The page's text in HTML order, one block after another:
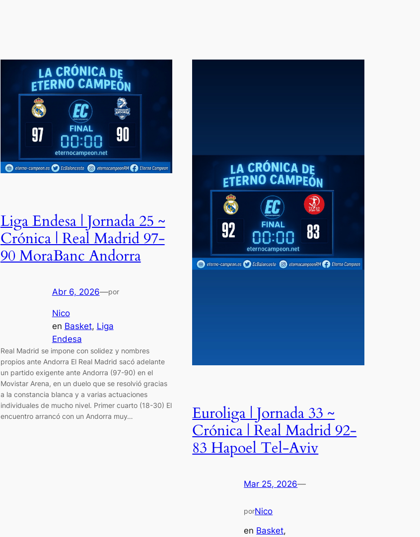
Liga Endesa | Jornada 25 ~
Crónica | Real Madrid 97-
90 MoraBanc Andorra
Abr 6, 2026—por
Nico
en Basket, Liga
Endesa
Real Madrid se impone con solidez y nombres
propios ante Andorra El Real Madrid sacó adelante
un partido exigente ante Andorra (97-90) en el
Movistar Arena, en un duelo que se resolvió gracias
a la constancia blanca y a varias actuaciones
individuales de mucho nivel. Primer cuarto (18-30) El
encuentro arrancó con un Andorra muy…
Euroliga | Jornada 33 ~
Crónica | Real Madrid 92-
83 Hapoel Tel-Aviv
Mar 25, 2026—
porNico
en Basket